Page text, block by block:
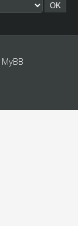
MyBB